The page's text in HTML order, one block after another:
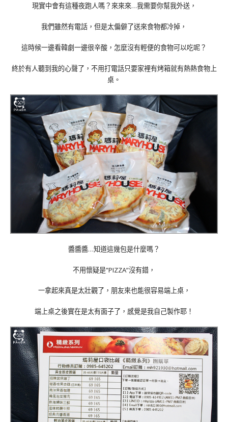
現實中會有這種夜跑人嗎？來來來…我需要你幫我外送，
我們雖然有電話，但是太偏僻了送來食物都冷掉，
這時候一邊看韓劇一邊很辛酸，怎麼沒有輕便的食物可以吃呢？
終於有人聽到我的心聲了，不用打電話只要家裡有烤箱就有熱熱食物上
桌。
醬醬醬…知道這幾包是什麼嗎？
不用懷疑是”PIZZA”沒有錯，
一拿起來真是太壯觀了，朋友來也能很容易端上桌，
端上桌之後實在是太有面子了，感覺是我自己製作耶！